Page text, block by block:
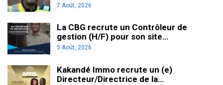
7 Août, 2026
La CBG recrute un Contrôleur de
gestion (H/F) pour son site…
5 Août, 2026
Kakandé Immo recrute un (e)
Directeur/Directrice de la…